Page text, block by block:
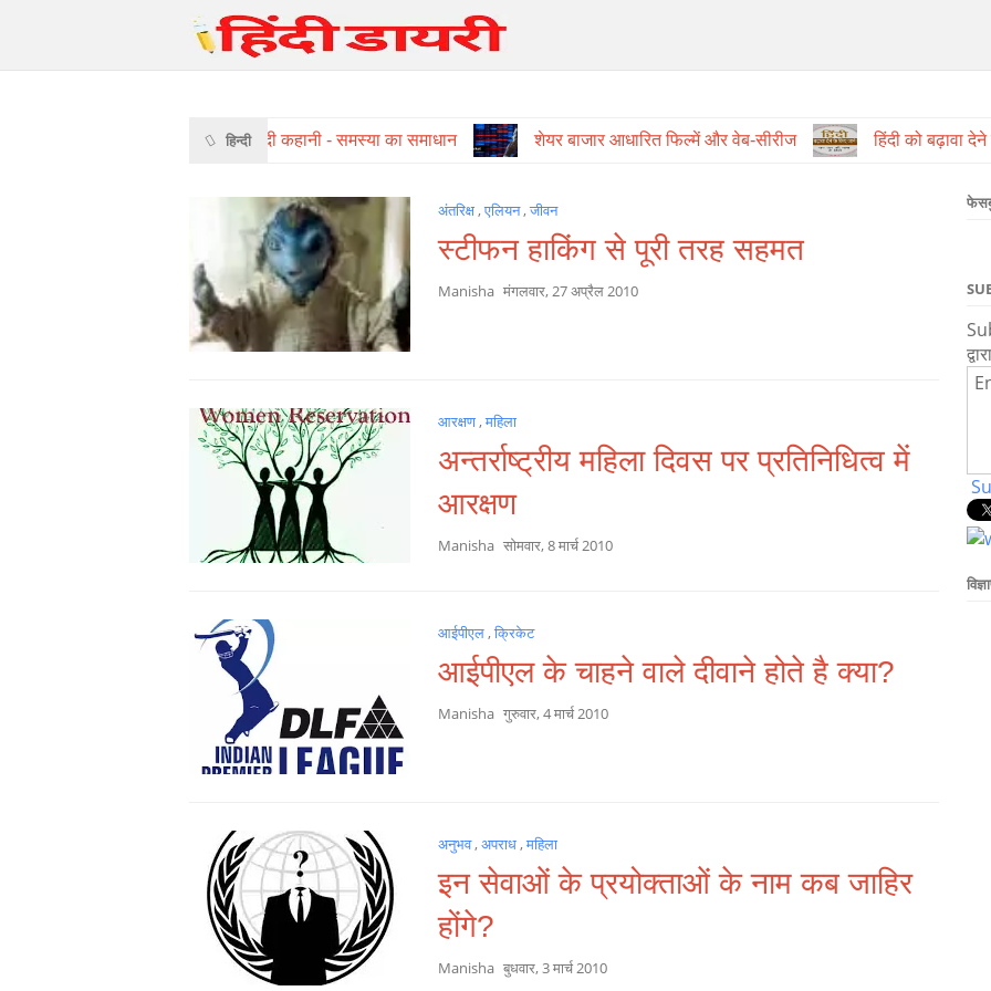
हिन्दीहिंदी कहानी - समस्या का समाधान शेयर बाजार आधारित फिल्में और वेब-सीरीज हिंदी को बढ़ावा
अंतरिक्ष,एलियन,जीवन
स्टीफन हाकिंग से पूरी तरह सहमत
Manisha मंगलवार, 27 अप्रैल 2010
आरक्षण,महिला
अन्तर्राष्ट्रीय महिला दिवस पर प्रतिनिधित्व में
आरक्षण
Manisha सोमवार, 8 मार्च 2010
आईपीएल,क्रिकेट
आईपीएल के चाहने वाले दीवाने होते है क्या?
Manisha गुरुवार, 4 मार्च 2010
अनुभव,अपराध,महिला
इन सेवाओं के प्रयोक्ताओं के नाम कब जाहिर
होंगे?
Manisha बुधवार, 3 मार्च 2010